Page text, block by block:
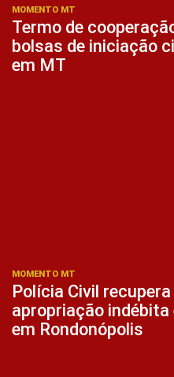
MOMENTO MT
Termo de
bolsas de iniciação
em MT
MOMENTO MT
Polícia Civil
apropriação
em Rondonópolis